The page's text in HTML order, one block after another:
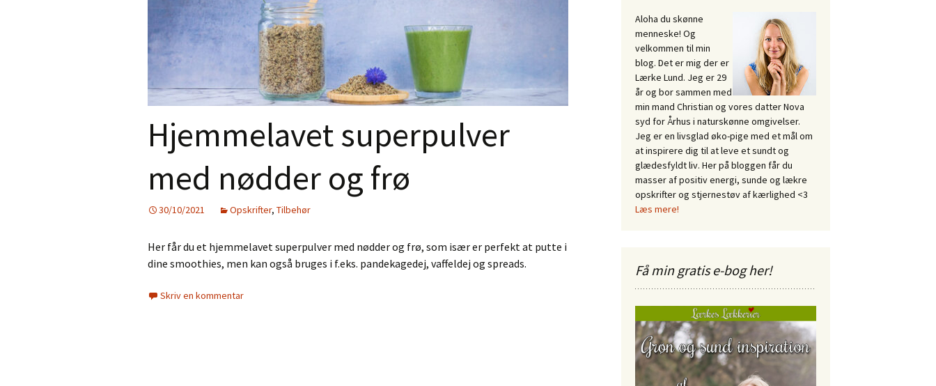
Hjemmelavet superpulver
med nødder og frø
30/10/2021 Opskrifter, Tilbehør
Her får du et hjemmelavet superpulver med nødder og frø, som især er perfekt at putte i
dine smoothies, men kan også bruges i f.eks. pandekagedej, vaffeldej og spreads.
Skriv en kommentar
Aloha du skønne
menneske! Og
velkommen til min
blog. Det er mig der er
Lærke Lund. Jeg er 29
år og bor sammen med
min mand Christian og vores datter Nova
syd for Århus i naturskønne omgivelser.
Jeg er en livsglad øko-pige med et mål om
at inspirere dig til at leve et sundt og
glædesfyldt liv. Her på bloggen får du
masser af positiv energi, sunde og lækre
opskrifter og stjernestøv af kærlighed <3
Læs mere!
Få min gratis e-bog her!